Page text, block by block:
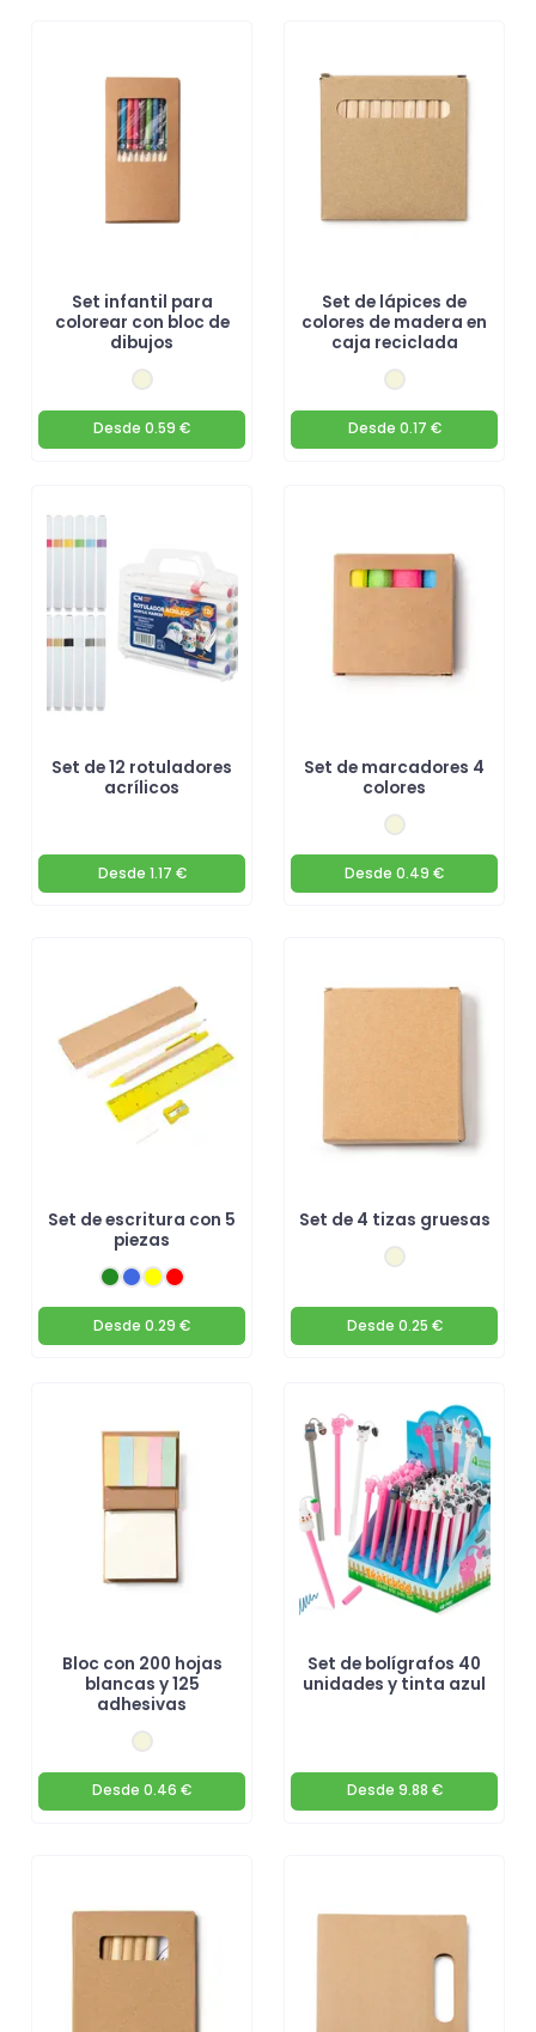
Set infantil para
colorear con bloc de
dibujos
Desde 0.59 €
Set de lápices de
colores de madera en
caja reciclada
Desde 0.17 €
Set de 12 rotuladores
acrílicos
Desde 1.17 €
Set de marcadores 4
colores
Desde 0.49 €
Set de escritura con 5
piezas
Desde 0.29 €
Set de 4 tizas gruesas
Desde 0.25 €
Bloc con 200 hojas
blancas y 125
adhesivas
Desde 0.46 €
Set de bolígrafos 40
unidades y tinta azul
Desde 9.88 €